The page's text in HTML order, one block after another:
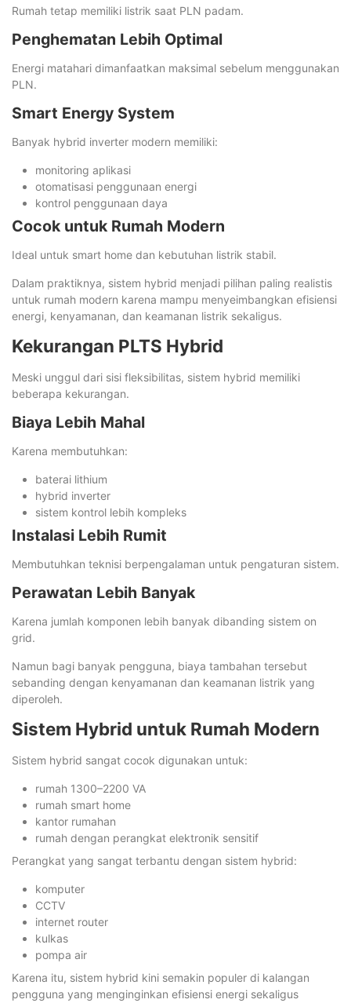
Rumah tetap memiliki listrik saat PLN padam.
Penghematan Lebih Optimal
Energi matahari dimanfaatkan maksimal sebelum menggunakan
PLN.
Smart Energy System
Banyak hybrid inverter modern memiliki:
monitoring aplikasi
otomatisasi penggunaan energi
kontrol penggunaan daya
Cocok untuk Rumah Modern
Ideal untuk smart home dan kebutuhan listrik stabil.
Dalam praktiknya, sistem hybrid menjadi pilihan paling realistis
untuk rumah modern karena mampu menyeimbangkan efisiensi
energi, kenyamanan, dan keamanan listrik sekaligus.
Kekurangan PLTS Hybrid
Meski unggul dari sisi fleksibilitas, sistem hybrid memiliki
beberapa kekurangan.
Biaya Lebih Mahal
Karena membutuhkan:
baterai lithium
hybrid inverter
sistem kontrol lebih kompleks
Instalasi Lebih Rumit
Membutuhkan teknisi berpengalaman untuk pengaturan sistem.
Perawatan Lebih Banyak
Karena jumlah komponen lebih banyak dibanding sistem on
grid.
Namun bagi banyak pengguna, biaya tambahan tersebut
sebanding dengan kenyamanan dan keamanan listrik yang
diperoleh.
Sistem Hybrid untuk Rumah Modern
Sistem hybrid sangat cocok digunakan untuk:
rumah 1300–2200 VA
rumah smart home
kantor rumahan
rumah dengan perangkat elektronik sensitif
Perangkat yang sangat terbantu dengan sistem hybrid:
komputer
CCTV
internet router
kulkas
pompa air
Karena itu, sistem hybrid kini semakin populer di kalangan
pengguna yang menginginkan efisiensi energi sekaligus